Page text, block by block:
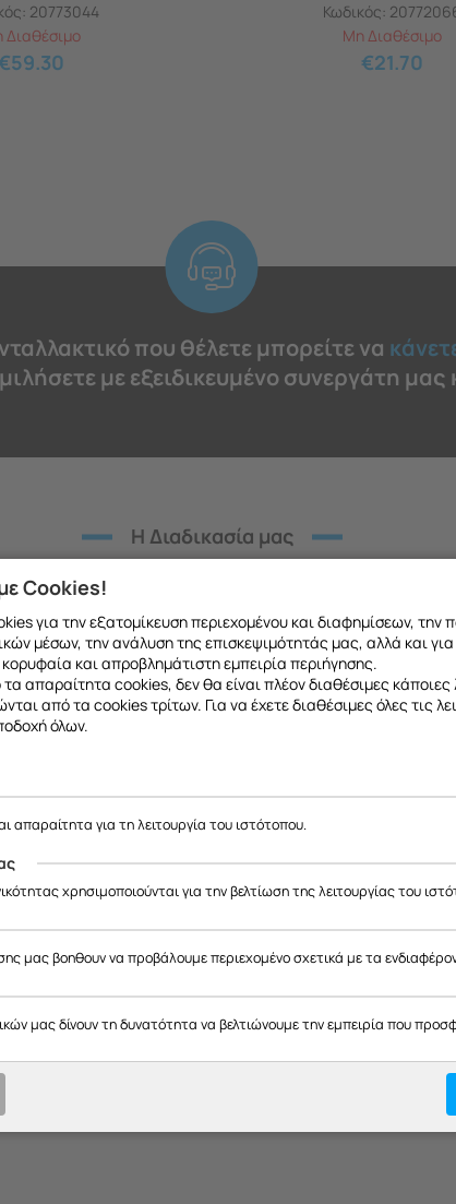
20773044
Διαθέσιμο
€59.30
Κωδικός:
Μη Διαθέσιμο
€21.70
που θέλετε μπορείτε να
με εξειδικευμένο συνεργάτη
H Διαδικασία μας
εξυπηρέτηση σε κάθε
υπευθυνότητα.
Διάγνωση προβλήματος
Οι τεχνικοί μας αναλύουν το πρόβλημα με
ακρίβεια, αξιοποιώντας την εμπειρία και την
τεχνογνωσία τους για να προτείνουν τη
Cookies!
για την εξατομίκευση περιεχομένου και διαφημίσεων, την
μέσων, την ανάλυση της επισκεψιμότητάς μας, αλλά και
και απροβλημάτιστη εμπειρία περιήγησης.
απαραίτητα cookies, δεν θα είναι πλέον διαθέσιμες κάποιες
από τα cookies τρίτων. Για να έχετε διαθέσιμες όλες τις
όλων.
απαραίτητα για τη λειτουργία του ιστότοπου.
χρησιμοποιούνται για την βελτίωση της λειτουργίας του
μας βοηθουν να προβάλουμε περιεχομένο σχετικά με τα
μας δίνουν τη δυνατότητα να βελτιώνουμε την εμπειρία που
ενημερώσουμε ότι η επιχείρησή μας θα παραμείνει κλειστή
έως και 18/08, λόγω καλοκαιρινών διακοπών.
Θα είμαστε ξανά κοντά σας από19/08.
για την κατανόηση και σας ευχόμαστε καλό